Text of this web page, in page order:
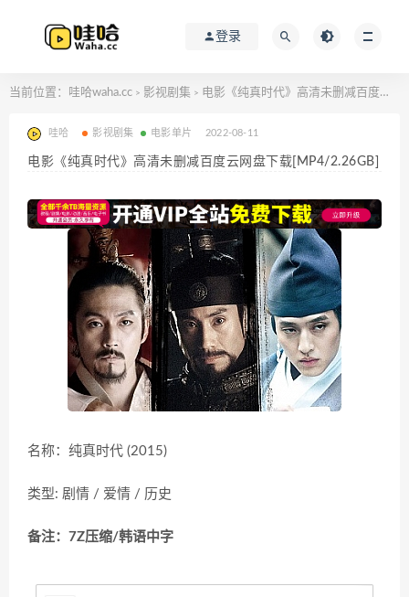
登录
当前位置： 哇哈waha.cc > 影视剧集 > 电影《纯真时代》高清未删减百度云网盘下载[MP4/2.26GB]
哇哈 影视剧集 电影单片 2022-08-11
电影《纯真时代》高清未删减百度云网盘下载[MP4/2.26GB]
名称：纯真时代 (2015)
类型: 剧情 / 爱情 / 历史
备注：7Z压缩/韩语中字